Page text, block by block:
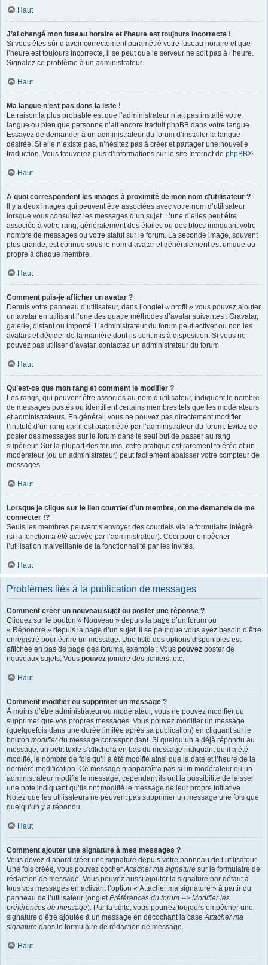
Haut
J’ai changé mon fuseau horaire et l’heure est toujours incorrecte !
Si vous êtes sûr d’avoir correctement paramétré votre fuseau horaire et que
l’heure est toujours incorrecte, il se peut que le serveur ne soit pas à l’heure.
Signalez ce problème à un administrateur.
Haut
Ma langue n’est pas dans la liste !
La raison la plus probable est que l’administrateur n’ait pas installé votre
langue ou bien que personne n’ait encore traduit phpBB dans votre langue.
Essayez de demander à un administrateur du forum d’installer la langue
désirée. Si elle n’existe pas, n’hésitez pas à créer et partager une nouvelle
traduction. Vous trouverez plus d’informations sur le site Internet de phpBB®.
Haut
A quoi correspondent les images à proximité de mon nom d’utilisateur ?
Il y a deux images qui peuvent être associées avec votre nom d’utilisateur
lorsque vous consultez les messages d’un sujet. L’une d’elles peut être
associée à votre rang, généralement des étoiles ou des blocs indiquant votre
nombre de messages ou votre statut sur le forum. La seconde image, souvent
plus grande, est connue sous le nom d’avatar et généralement est unique ou
propre à chaque membre.
Haut
Comment puis-je afficher un avatar ?
Depuis votre panneau d’utilisateur, dans l’onglet « profil » vous pouvez ajouter
un avatar en utilisant l’une des quatre méthodes d’avatar suivantes : Gravatar,
galerie, distant ou importé. L’administrateur du forum peut activer ou non les
avatars et décider de la manière dont ils sont mis à disposition. Si vous ne
pouvez pas utiliser d’avatar, contactez un administrateur du forum.
Haut
Qu’est-ce que mon rang et comment le modifier ?
Les rangs, qui peuvent être associés au nom d’utilisateur, indiquent le nombre
de messages postés ou identifient certains membres tels que les modérateurs
et administrateurs. En général, vous ne pouvez pas directement modifier
l’intitulé d’un rang car il est paramétré par l’administrateur du forum. Évitez de
poster des messages sur le forum dans le seul but de passer au rang
supérieur. Sur la plupart des forums, cette pratique est rarement tolérée et un
modérateur (ou un administrateur) peut facilement abaisser votre compteur de
messages.
Haut
Lorsque je clique sur le lien courrield’un membre, on me demande de me
connecter !?
Seuls les membres peuvent s’envoyer des courriels via le formulaire intégré
(si la fonction a été activée par l’administrateur). Ceci pour empêcher
l’utilisation malveillante de la fonctionnalité par les invités.
Haut
Problèmes liés à la publication de messages
Comment créer un nouveau sujet ou poster une réponse ?
Cliquez sur le bouton « Nouveau » depuis la page d’un forum ou
« Répondre » depuis la page d’un sujet. Il se peut que vous ayez besoin d’être
enregistré pour écrire un message. Une liste des options disponibles est
affichée en bas de page des forums, exemple : Vous pouvez poster de
nouveaux sujets, Vous pouvez joindre des fichiers, etc.
Haut
Comment modifier ou supprimer un message ?
À moins d’être administrateur ou modérateur, vous ne pouvez modifier ou
supprimer que vos propres messages. Vous pouvez modifier un message
(quelquefois dans une durée limitée après sa publication) en cliquant sur le
bouton modifierdu message correspondant. Si quelqu’un a déjà répondu au
message, un petit texte s’affichera en bas du message indiquant qu’il a été
modifié, le nombre de fois qu’il a été modifié ainsi que la date et l’heure de la
dernière modification. Ce message n’apparaîtra pas si un modérateur ou un
administrateur modifie le message, cependant ils ont la possibilité de laisser
une note indiquant qu’ils ont modifié le message de leur propre initiative.
Notez que les utilisateurs ne peuvent pas supprimer un message une fois que
quelqu’un y a répondu.
Haut
Comment ajouter une signature à mes messages ?
Vous devez d’abord créer une signature depuis votre panneau de l’utilisateur.
Une fois créée, vous pouvez cocherAttacher ma signature sur le formulaire de
rédaction de message. Vous pouvez aussi ajouter la signature par défaut à
tous vos messages en activant l’option « Attacher ma signature » à partir du
panneau de l’utilisateur (ongletPréférences du forum --> Modifier les
préférences de message). Par la suite, vous pourrez toujours empêcher une
signature d’être ajoutée à un message en décochant la caseAttacher ma
signature dans le formulaire de rédaction de message.
Haut